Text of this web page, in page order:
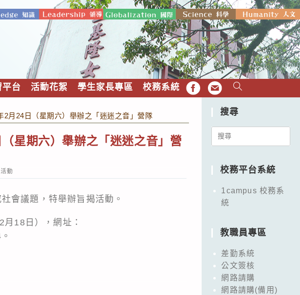
平台 活動花絮 學生家長專區 校務系統 FB EMAIL
月24日（星期六）舉辦之「迷迷之音」營隊
星期六）舉辦之「迷迷之音」營
動
會議題，特舉辦旨揭活動。
18日），網址：
搜尋
Search
校務平台系統
1campus 校務系
統
教職員專區
差勤系統
公文簽核
網路請購
網路請購(備用)